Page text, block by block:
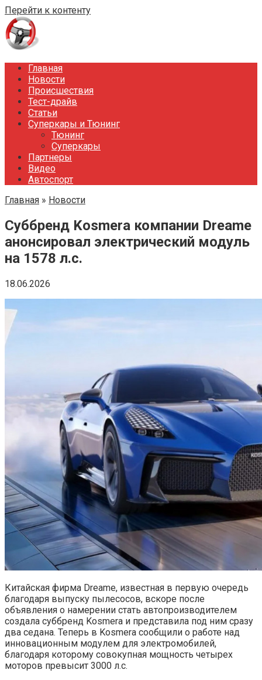
Перейти к контенту
Главная
Новости
Происшествия
Тест-драйв
Статьи
Суперкары и Тюнинг
Тюнинг
Суперкары
Партнеры
Видео
Автоспорт
Главная » Новости
Суббренд Kosmera компании Dreame
анонсировал электрический модуль
на 1578 л.с.
18.06.2026
Китайская фирма Dreame, известная в первую очередь
благодаря выпуску пылесосов, вскоре после
объявления о намерении стать автопроизводителем
создала суббренд Kosmera и представила под ним сразу
два седана. Теперь в Kosmera сообщили о работе над
инновационным модулем для электромобилей,
благодаря которому совокупная мощность четырех
моторов превысит 3000 л.с.